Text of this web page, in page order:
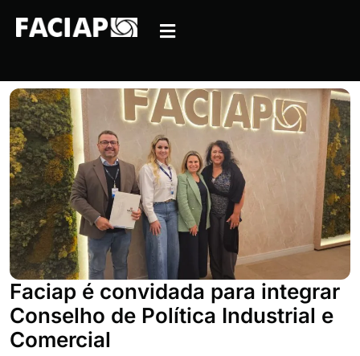
Faciap é convidada para integrar
Conselho de Política Industrial e
Comercial